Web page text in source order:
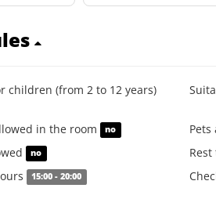
children (from 2 to 12 years)
in the room no Pets
no
15:00 - 20:00